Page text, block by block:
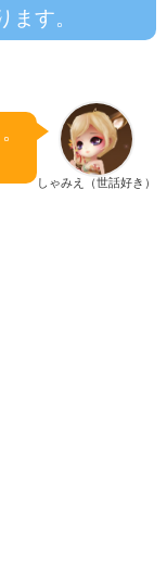
ます。
しゃみえ（世話好き）